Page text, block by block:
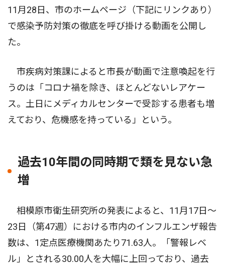
11月28日、市のホームページ（下記にリンクあり）
で感染予防対策の徹底を呼び掛ける動画を公開し
た。
市疾病対策課によると市長が動画で注意喚起を行
うのは「コロナ禍を除き、ほとんどないレアケー
ス。土日にメディカルセンターで受診する患者も増
えており、危機感を持っている」という。
過去10年間の同時期で類を見ない急
増
相模原市衛生研究所の発表によると、11月17日〜
23日（第47週）における市内のインフルエンザ報告
数は、1定点医療機関あたり71.63人。「警報レベ
ル」とされる30.00人を大幅に上回っており、過去